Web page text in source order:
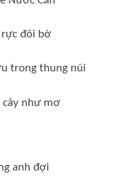
rực đôi bờ
trong thung núi
cây như mơ
anh đợi